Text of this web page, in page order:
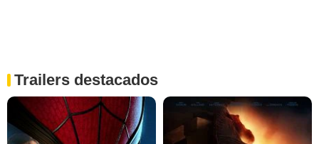
Trailers destacados